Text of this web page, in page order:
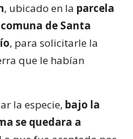
, ubicado en la parcela
de Santa
, para solicitarle la
que le habían
la especie, bajo la
se quedara a